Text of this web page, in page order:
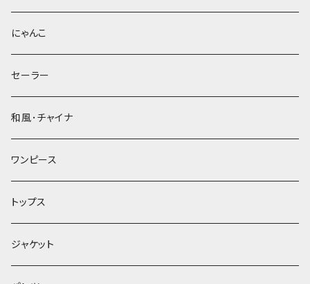
にゃんこ
セーラー
和風･チャイナ
ワンピース
トップス
ジャケット